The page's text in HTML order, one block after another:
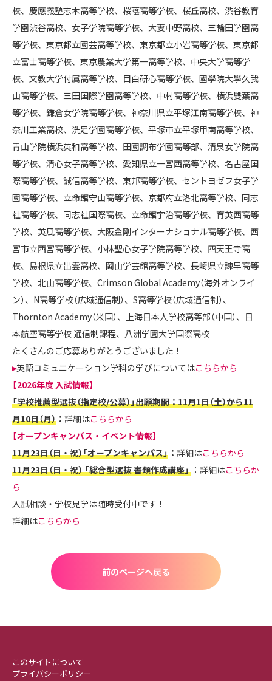
校、慶應義塾志木高等学校、桜蔭高等学校、桜丘高校、渋谷教育
学園渋谷高校、女子学院高等学校、大妻中野高校、三輪田学園高
等学校、東京都立園芸高等学校、東京都立小岩高等学校、東京都
立富士高等学校、東京農業大学第一高等学校、中央大学高等学
校、文教大学付属高等学校、目白研心高等学校、國學院大學久我
山高等学校、三田国際学園高等学校、中村高等学校、横浜雙葉高
等学校、鎌倉女学院高等学校、神奈川県立平塚江南高等学校、神
奈川工業高校、洗足学園高等学校、平塚市立平塚甲南高等学校、
青山学院横浜英和高等学校、田園調布学園高等部、清泉女学院高
等学校、清心女子高等学校、愛知県立一宮西高等学校、名古屋国
際高等学校、誠信高等学校、東邦高等学校、セントヨゼフ女子学
園高等学校、立命館守山高等学校、京都府立洛北高等学校、同志
社高等学校、同志社国際高校、立命館宇治高等学校、育英西高等
学校、英風高等学校、大阪金剛インターナショナル高等学校、西
宮市立西宮高等学校、小林聖心女子学院高等学校、四天王寺高
校、島根県立出雲高校、岡山学芸館高等学校、長崎県立諫早高等
学校、北山高等学校、Crimson Global Academy（海外オンライ
ン）、N高等学校（広域通信制）、S高等学校（広域通信制）、
Thornton Academy（米国）、上海日本人学校高等部（中国）、日
本航空高等学校 通信制課程、八洲学園大学国際高校
たくさんのご応募ありがとうございました！
▸英語コミュニケーション学科の学びについてはこちらから
【2026年度 入試情報】
「学校推薦型選抜（指定校/公募）」出願期間：11月1日（土）から11
月10日（月） ： 詳細はこちらから
【オープンキャンパス・イベント情報】
11月23日（日・祝）「オープンキャンパス」 ： 詳細はこちらから
11月23日（日・祝） 「総合型選抜 書類作成講座」 ：詳細はこちらか
ら
入試相談・学校見学は随時受付中です！
詳細はこちらから
前のページへ戻る
このサイトについて
プライバシーポリシー